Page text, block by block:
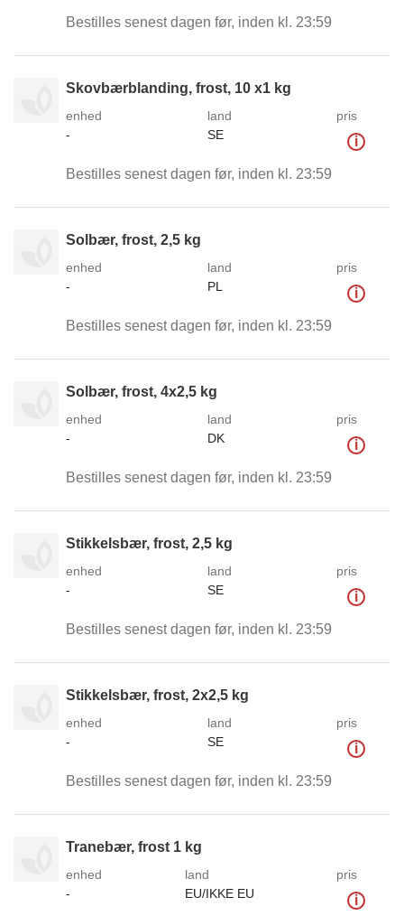
Bestilles senest dagen før, inden kl. 23:59
Skovbærblanding, frost, 10 x1 kg
enhed
-
land
SE
pris
i
Bestilles senest dagen før, inden kl. 23:59
Solbær, frost, 2,5 kg
enhed
-
land
PL
pris
i
Bestilles senest dagen før, inden kl. 23:59
Solbær, frost, 4x2,5 kg
enhed
-
land
DK
pris
i
Bestilles senest dagen før, inden kl. 23:59
Stikkelsbær, frost, 2,5 kg
enhed
-
land
SE
pris
i
Bestilles senest dagen før, inden kl. 23:59
Stikkelsbær, frost, 2x2,5 kg
enhed
-
land
SE
pris
i
Bestilles senest dagen før, inden kl. 23:59
Tranebær, frost 1 kg
enhed
-
land
EU/IKKE EU
pris
i